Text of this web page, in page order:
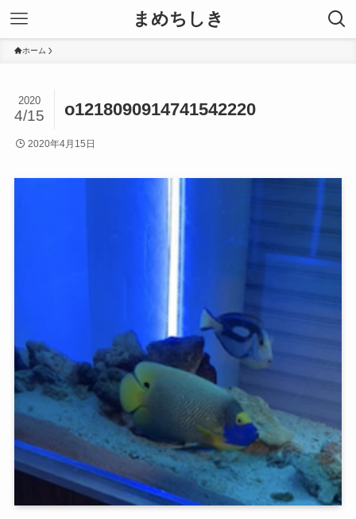
まめちしき
ホーム
o1218090914741542220
2020
4/15
2020年4月15日